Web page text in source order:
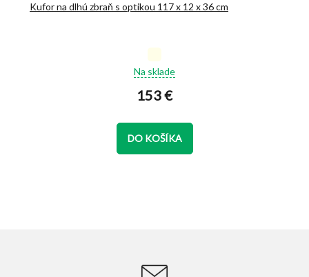
Kufor na dlhú zbraň s optikou 117 x 12 x 36 cm
hodnotenie
je
z
5
hviezdičiek.
Na sklade
153 €
DO KOŠÍKA